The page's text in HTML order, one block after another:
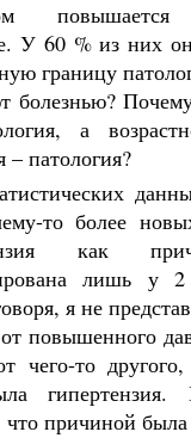
повышается
У 60 % из них
границу
болезнью?
а
– патология?
то более
как
лишь у
я не
повышенного
чего-то другого,
причиной